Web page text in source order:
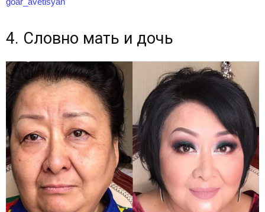
4. Словно мать и дочь